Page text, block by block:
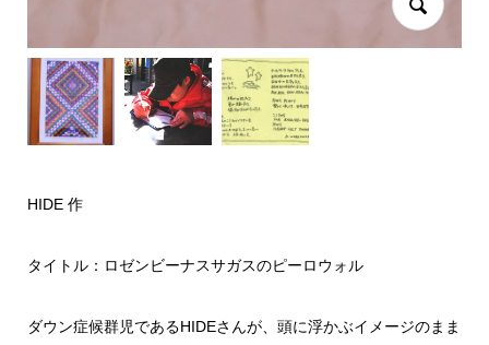
HIDE 作
タイトル：ロゼンビーナスサガスのピーロウォル
ダウン症候群児であるHIDEさんが、頭に浮かぶイメージのまま